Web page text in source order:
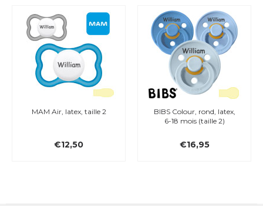
MAM Air, latex, taille 2
€12,50
BIBS Colour, rond, latex,
6-18 mois (taille 2)
€16,95